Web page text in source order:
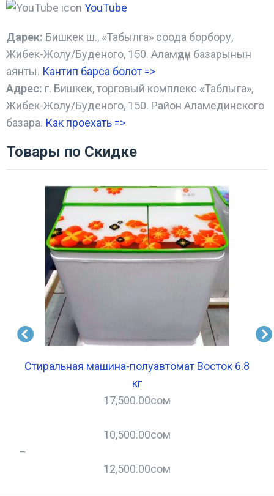
YouTube
Дарек: Бишкек ш., «Табылга» соода борбору,
Жибек-Жолу/Буденого, 150. Аламүдүн базарынын
аянты. Кантип барса болот =>
Адрес: г. Бишкек, торговый комплекс «Таблыга»,
Жибек-Жолу/Буденого, 150. Район Аламединского
базара. Как проехать =>
Товары по Скидке
Стиральная машина-полуавтомат Восток 6.8
кг
17,500.00сом
10,500.00сом
–
12,500.00сом